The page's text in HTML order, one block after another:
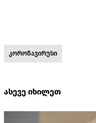
კორონავირუსი
ასევე იხილეთ